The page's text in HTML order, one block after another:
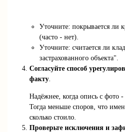
Уточните: покрывается ли
(часто - нет).
Уточните: считается ли
застрахованного объекта".
Согласуйте способ
факту.
Надёжнее, когда опись с фото
Тогда меньше споров, что
сколько стоило.
Проверьте исключения и